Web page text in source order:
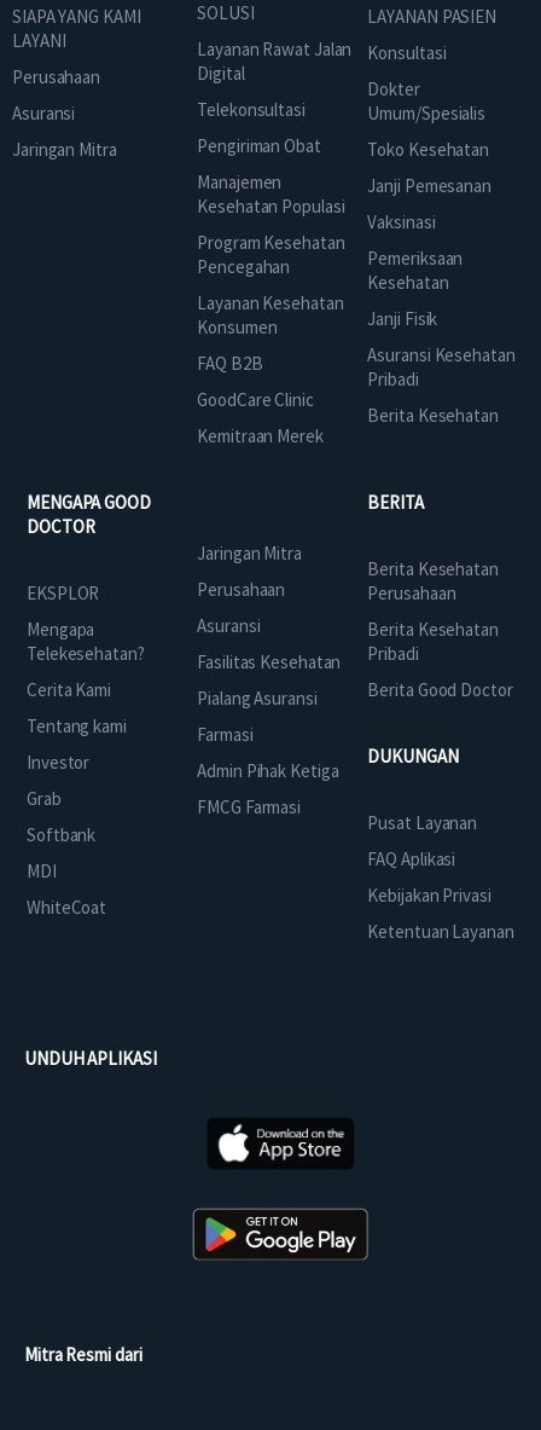
SIAPA YANG KAMI
LAYANI
Perusahaan
Asuransi
Jaringan Mitra
SOLUSI
Layanan Rawat Jalan
Digital
Telekonsultasi
Pengiriman Obat
Manajemen
Kesehatan Populasi
Program Kesehatan
Pencegahan
Layanan Kesehatan
Konsumen
FAQ B2B
GoodCare Clinic
Kemitraan Merek
LAYANAN PASIEN
Konsultasi
Dokter
Umum/Spesialis
Toko Kesehatan
Janji Pemesanan
Vaksinasi
Pemeriksaan
Kesehatan
Janji Fisik
Asuransi Kesehatan
Pribadi
Berita Kesehatan
MENGAPA GOOD
DOCTOR
EKSPLOR
Mengapa
Telekesehatan?
Cerita Kami
Tentang kami
Investor
Grab
Softbank
MDI
WhiteCoat
Jaringan Mitra
Perusahaan
Asuransi
Fasilitas Kesehatan
Pialang Asuransi
Farmasi
Admin Pihak Ketiga
FMCG Farmasi
BERITA
Berita Kesehatan
Perusahaan
Berita Kesehatan
Pribadi
Berita Good Doctor
DUKUNGAN
Pusat Layanan
FAQ Aplikasi
Kebijakan Privasi
Ketentuan Layanan
UNDUH APLIKASI
Mitra Resmi dari